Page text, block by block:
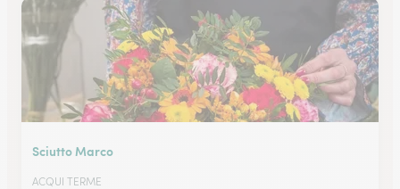
Sciutto Marco
ACQUI TERME